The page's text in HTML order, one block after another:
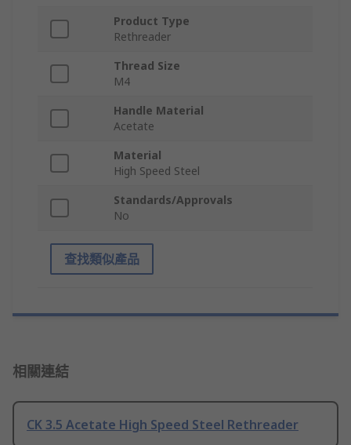
Product Type
Rethreader
Thread Size
M4
Handle Material
Acetate
Material
High Speed Steel
Standards/Approvals
No
查找類似產品
相關連結
CK 3.5 Acetate High Speed Steel Rethreader